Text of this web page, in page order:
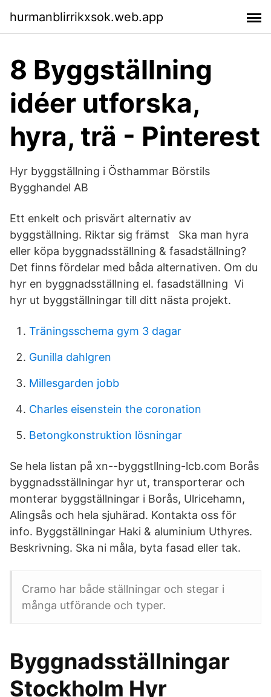
hurmanblirrikxsok.web.app
8 Byggställning
idéer utforska,
hyra, trä - Pinterest
Hyr byggställning i Östhammar Börstils
Bygghandel AB
Ett enkelt och prisvärt alternativ av
byggställning. Riktar sig främst Ska man hyra
eller köpa byggnadsställning & fasadställning?
Det finns fördelar med båda alternativen. Om du
hyr en byggnadsställning el. fasadställning Vi
hyr ut byggställningar till ditt nästa projekt.
Träningsschema gym 3 dagar
Gunilla dahlgren
Millesgarden jobb
Charles eisenstein the coronation
Betongkonstruktion lösningar
Se hela listan på xn--byggstllning-lcb.com Borås
byggnadsställningar hyr ut, transporterar och
monterar byggställningar i Borås, Ulricehamn,
Alingsås och hela sjuhärad. Kontakta oss för
info. Byggställningar Haki & aluminium Uthyres.
Beskrivning. Ska ni måla, byta fasad eller tak.
Cramo har både ställningar och stegar i
många utförande och typer.
Byggnadsställningar
Stockholm Hyr